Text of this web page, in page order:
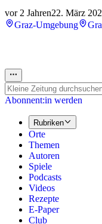
vor 2 Jahren22. März
Graz-Umgebung
Abonnent:in werden
Rubriken
Orte
Themen
Autoren
Spiele
Podcasts
Videos
Rezepte
E-Paper
Club